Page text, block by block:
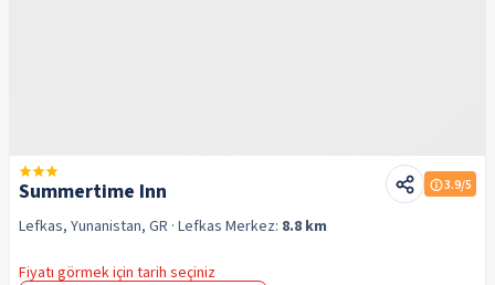
Summertime Inn 3.9/5
Lefkas, Yunanistan, GR · Lefkas Merkez: 8.8 km
Fiyatı görmek için tarih seçiniz